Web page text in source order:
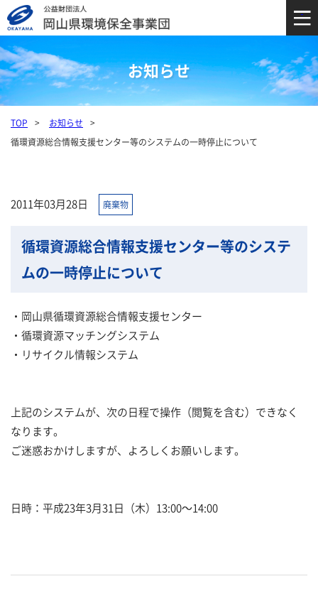
お知らせ
TOP
お知らせ
循環資源総合情報支援センター等のシステムの一時停止について
2011年03月28日 廃棄物
循環資源総合情報支援センター等のシステ
ムの一時停止について
・岡山県循環資源総合情報支援センター
・循環資源マッチングシステム
・リサイクル情報システム
上記のシステムが、次の日程で操作（閲覧を含む）できなく
なります。
ご迷惑おかけしますが、よろしくお願いします。
日時：平成23年3月31日（木）13:00～14:00